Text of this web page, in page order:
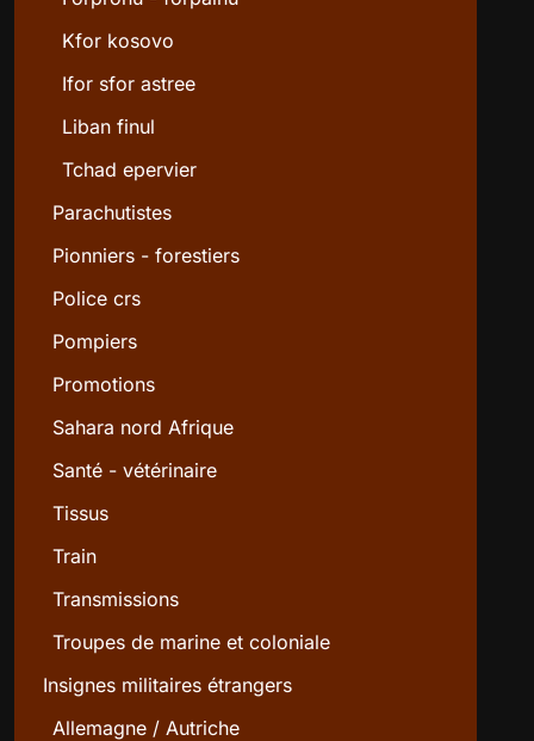
Kfor kosovo
Ifor sfor astree
Liban finul
Tchad epervier
Parachutistes
Pionniers - forestiers
Police crs
Pompiers
Promotions
Sahara nord Afrique
Santé - vétérinaire
Tissus
Train
Transmissions
Troupes de marine et coloniale
Insignes militaires étrangers
Allemagne / Autriche